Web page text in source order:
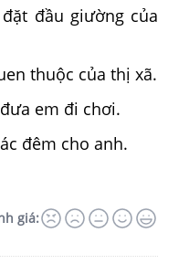
đầu giường của
thuộc của thị xã.
em đi chơi.
đêm cho anh.
giá: